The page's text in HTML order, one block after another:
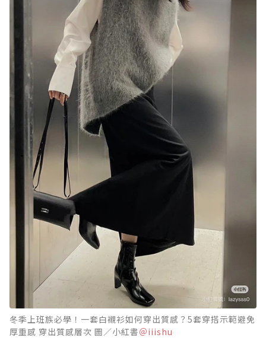
冬季上班族必學！一套白襯衫如何穿出質感？5套穿搭示範避免
厚重感 穿出質感層次 圖／小紅書＠iiishu